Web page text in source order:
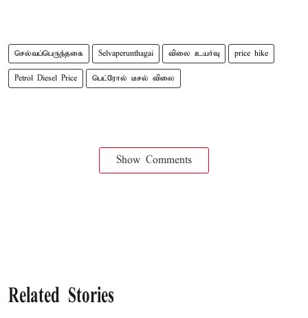
செல்வப்பெருந்தகை Selvaperunthagai விலை உயர்வு price hike
Petrol Diesel Price பெட்ரோல் டீசல் விலை
Show Comments
Related Stories